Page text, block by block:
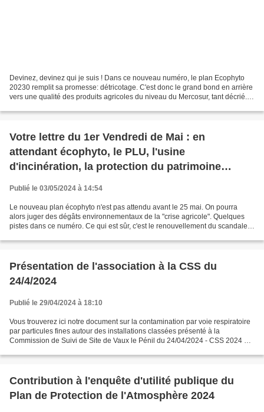
Devinez, devinez qui je suis ! Dans ce nouveau numéro, le plan Ecophyto
20230 remplit sa promesse: détricotage. C'est donc le grand bond en arrière
vers une qualité des produits agricoles du niveau du Mercosur, tant décrié.
Votre lettre du 1er Vendredi de Mai : en
attendant écophyto, le PLU, l'usine
d'incinération, la protection du patrimoine
Publié le 03/05/2024 à 14:54
Le nouveau plan écophyto n'est pas attendu avant le 25 mai. On pourra
alors juger des dégâts environnementaux de la "crise agricole". Quelques
pistes dans ce numéro. Ce qui est sûr, c'est le renouvellement du scandale
Présentation de l'association à la CSS du
24/4/2024
Publié le 29/04/2024 à 18:10
Vous trouverez ici notre document sur la contamination par voie respiratoire
par particules fines autour des installations classées présenté à la
Commission de Suivi de Site de Vaux le Pénil du 24/04/2024 - CSS 2024 04
Contribution à l'enquête d'utilité publique du
Plan de Protection de l'Atmosphère 2024